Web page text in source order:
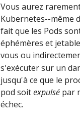
Vous aurez
Kubernetes--même
fait que les Pods
éphémères et
vous ou
s'exécuter sur un
jusqu'à ce que le
pod soitexpulsépar
échec.